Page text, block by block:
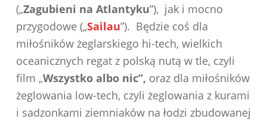
(„Zagubieni na Atlantyku”), jak i mocno
przygodowe („Sailau”). Będzie coś dla
miłośników żeglarskiego hi-tech, wielkich
oceanicznych regat z polską nutą w tle, czyli
film „Wszystko albo nic”, oraz dla miłośników
żeglowania low-tech, czyli żeglowania z kurami
i sadzonkami ziemniaków na łodzi zbudowanej